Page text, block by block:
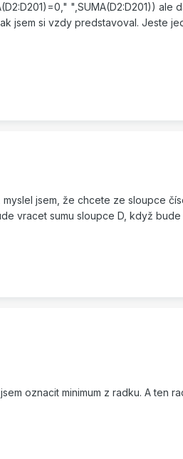
",SUMA(D2:D201)) ale
jsem si vzdy predstavoval. Jeste
jsem, že chcete ze sloupce
vracet sumu sloupce D, když
oznacit minimum z radku. A ten